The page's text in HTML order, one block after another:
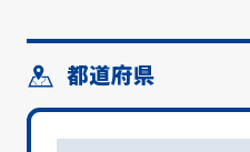
都道府県